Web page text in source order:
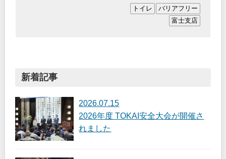
です。 今年も残り3か月
を切りました(&acut…
トイレ
バリアフリー
富士支店
新着記事
2026.07.15
2026年度 TOKAI安全大会が開催さ
れました